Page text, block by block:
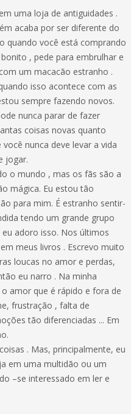
uma loja de antiguidades .
acaba por ser diferente do
quando você está comprando
, pede para embrulhar e
um macacão estranho .
isso acontece com as
sempre fazendo novos.
nunca parar de fazer
coisas novas quanto
nunca deve levar a vida
jogar.
o mundo , mas os fãs são a
mágica. Eu estou tão
para mim. É estranho sentir-
tendo um grande grupo
adoro isso. Nos últimos
meus livros . Escrevo muito
loucas no amor e perdas,
eu narro . Na minha
amor que é rápido e fora de
frustração , falta de
tão diferenciadas ... Em
. Mas, principalmente, eu
em uma multidão ou um
–se interessado em ler e